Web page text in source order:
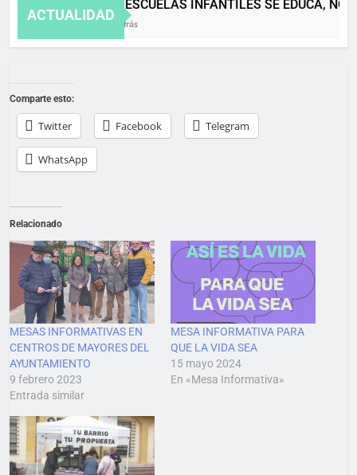
ACTUALIDAD
EN LAS ESCUELAS INFANTILES SE EDUCA, NO
4 Meses Atrás
Comparte esto:
Twitter Facebook Telegram
WhatsApp
Relacionado
MESAS INFORMATIVAS EN
CENTROS DE MAYORES DEL
AYUNTAMIENTO
9 febrero 2023
Entrada similar
MESA INFORMATIVA PARA
QUE LA VIDA SEA
15 mayo 2024
En «Mesa Informativa»